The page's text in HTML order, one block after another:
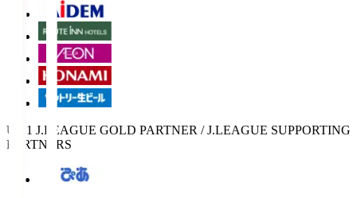
U-21 J.LEAGUE GOLD PARTNER / J.LEAGUE SUPPORTING
PARTNERS